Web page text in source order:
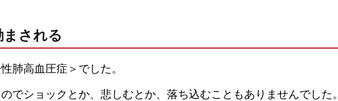
まされる
肺高血圧症＞でした。
でショックとか、悲しむとか、落ち込むこともありませんでした。